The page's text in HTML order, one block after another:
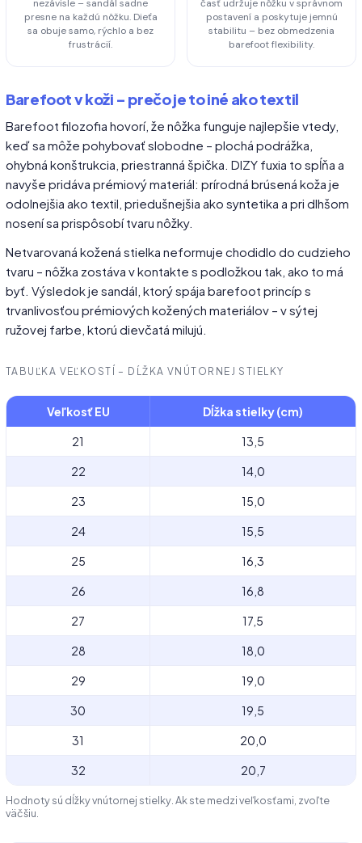
nezávisle – sandál sadne
presne na každú nôžku. Dieťa
sa obuje samo, rýchlo a bez
frustrácií.
časť udržuje nôžku v správnom
postavení a poskytuje jemnú
stabilitu – bez obmedzenia
barefoot flexibility.
Barefoot v koži – prečo je to iné ako textil
Barefoot filozofia hovorí, že nôžka funguje najlepšie vtedy,
keď sa môže pohybovať slobodne – plochá podrážka,
ohybná konštrukcia, priestranná špička. DIZY fuxia to spĺňa a
navyše pridáva prémiový materiál: prírodná brúsená koža je
odolnejšia ako textil, priedušnejšia ako syntetika a pri dlhšom
nosení sa prispôsobí tvaru nôžky.
Netvarovaná kožená stielka neformuje chodidlo do cudzieho
tvaru – nôžka zostáva v kontakte s podložkou tak, ako to má
byť. Výsledok je sandál, ktorý spája barefoot princíp s
trvanlivosťou prémiových kožených materiálov – v sýtej
ružovej farbe, ktorú dievčatá milujú.
TABUĽKA VEĽKOSTÍ – DĹŽKA VNÚTORNEJ STIELKY
Veľkosť EU Dĺžka stielky (cm)
21 13,5
22 14,0
23 15,0
24 15,5
25 16,3
26 16,8
27 17,5
28 18,0
29 19,0
30 19,5
31 20,0
32 20,7
Hodnoty sú dĺžky vnútornej stielky. Ak ste medzi veľkosťami, zvoľte
väčšiu.